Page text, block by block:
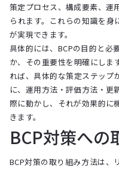
策定プロセス、構成要素、運
られます。これらの知識を身
が実現できます。
具体的には、BCPの目的と必
か、その重要性を明確にしま
れば、具体的な策定ステップ
に、運用方法・評価方法・更
際に動かし、それが効果的に
きます。
BCP対策への
BCP対策の取り組み方法は、